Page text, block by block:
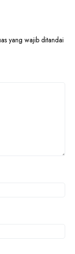
yang wajib ditandai